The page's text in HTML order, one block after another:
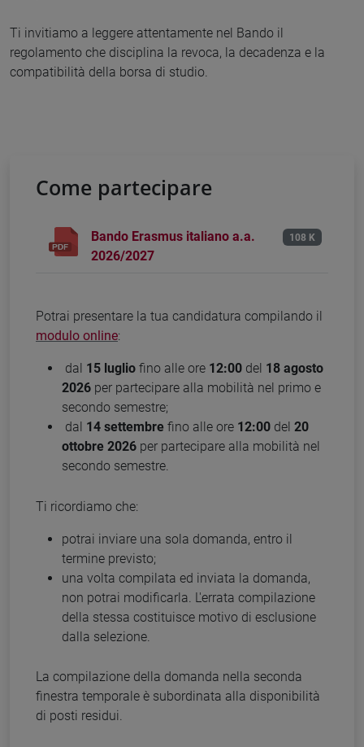
Ti invitiamo a leggere attentamente nel Bando il
regolamento che disciplina la revoca, la decadenza e la
compatibilità della borsa di studio.
Come partecipare
Bando Erasmus italiano a.a.
2026/2027
108 K
Potrai presentare la tua candidatura compilando il
modulo online:
dal 15 luglio fino alle ore 12:00 del 18 agosto
2026 per partecipare alla mobilità nel primo e
secondo semestre;
dal 14 settembre fino alle ore 12:00 del 20
ottobre 2026 per partecipare alla mobilità nel
secondo semestre.
Ti ricordiamo che:
potrai inviare una sola domanda, entro il
termine previsto;
una volta compilata ed inviata la domanda,
non potrai modificarla. L'errata compilazione
della stessa costituisce motivo di esclusione
dalla selezione.
La compilazione della domanda nella seconda
finestra temporale è subordinata alla disponibilità
di posti residui.